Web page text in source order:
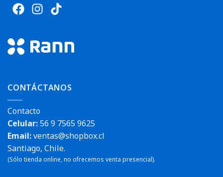
CONTÁCTANOS
Contacto
Celular:56 9 7565 9625
Email:ventas@shopbox.cl
Santiago, Chile.
(Sólo tienda online, no ofrecemos venta presencial).